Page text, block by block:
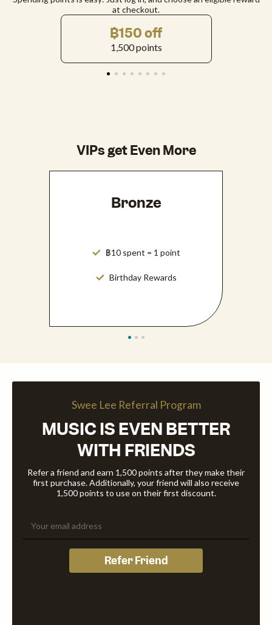
at checkout.
฿150 off
1,500 points
VIPs get Even More
Bronze
฿10 spent = 1 point
Birthday Rewards
Swee Lee Referral Program
MUSIC IS EVEN BETTER
WITH FRIENDS
Refer a friend and earn 1,500 points after they make their
first purchase. Additionally, your friend will also receive
1,500 points to use on their first discount.